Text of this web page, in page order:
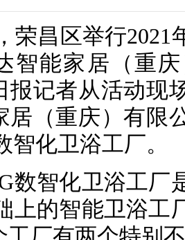
荣昌区举行2021
智能家居（重
报记者从活动现
居（重庆）有限
智化卫浴工厂。
智化卫浴工厂
上的智能卫浴工